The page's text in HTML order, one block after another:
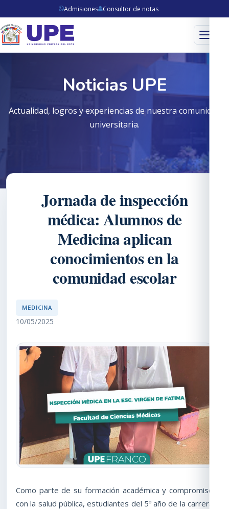
Admisiones Consultor de notas
Menú
Noticias UPE
Actualidad, logros y experiencias de nuestra comunidad
universitaria.
Jornada de inspección
médica: Alumnos de
Medicina aplican
conocimientos en la
comunidad escolar
MEDICINA
10/05/2025
Como parte de su formación académica y compromiso
con la salud pública, estudiantes del 5º año de la carrera